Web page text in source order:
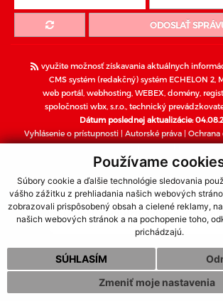
Používame
Súbory cookie a ďalšie technológie sledovania
vášho zážitku z prehliadania našich webových
zobrazovali prispôsobený obsah a cielené reklamy,
našich webových stránok a na pochopenie toho,
prichádzajú.
SÚHLASÍM
Zmeniť moje nastavenia
ODOSLAŤ
využite možnosť získavania aktuálnych
CMS systém (redakčný) systém ECHELON 2,
web portál webhosting WEBEX domény
spoločnosti wbx, s.r.o., technický
Dátum poslednej aktualizácie:
Vyhlásenie o prístupnosti | Autorské práva | Ochrana
Súbory cookies
webdesign|webex.sk
Dôležité informácie o